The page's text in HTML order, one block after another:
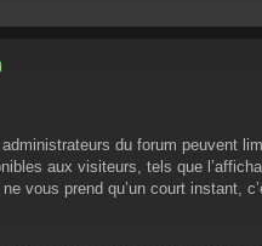
du forum
aux visiteurs, tels que
ne vous prend qu’un court instant,